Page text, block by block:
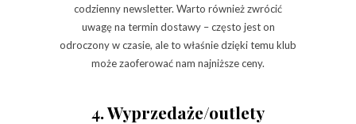
codzienny newsletter. Warto również zwrócić
uwagę na termin dostawy – często jest on
odroczony w czasie, ale to właśnie dzięki temu klub
może zaoferować nam najniższe ceny.
4. Wyprzedaże/outlety